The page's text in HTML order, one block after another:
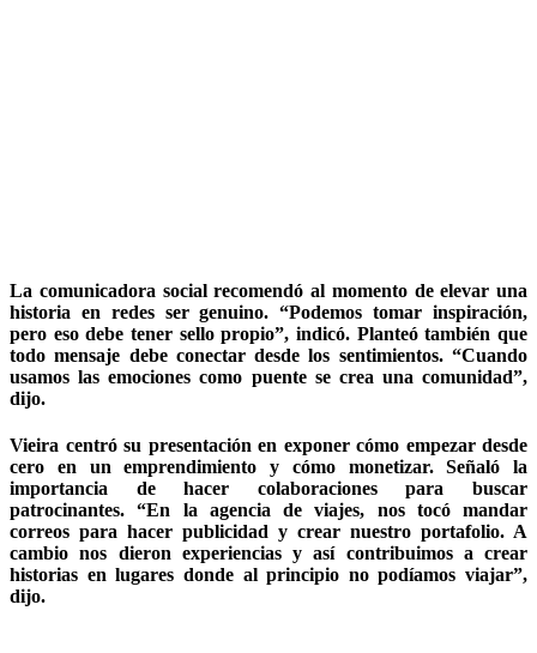
La comunicadora social recomendó al momento de elevar una
historia en redes ser genuino. “Podemos tomar inspiración,
pero eso debe tener sello propio”, indicó. Planteó también que
todo mensaje debe conectar desde los sentimientos. “Cuando
usamos las emociones como puente se crea una comunidad”,
dijo.
Vieira centró su presentación en exponer cómo empezar desde
cero en un emprendimiento y cómo monetizar. Señaló la
importancia de hacer colaboraciones para buscar
patrocinantes. “En la agencia de viajes, nos tocó mandar
correos para hacer publicidad y crear nuestro portafolio. A
cambio nos dieron experiencias y así contribuimos a crear
historias en lugares donde al principio no podíamos viajar”,
dijo.